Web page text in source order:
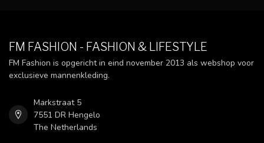
FM FASHION - FASHION & LIFESTYLE
FM Fashion is opgericht in eind november 2013 als webshop voor
exclusieve mannenkleding.
Markstraat 5
7551 DR Hengelo
The Netherlands